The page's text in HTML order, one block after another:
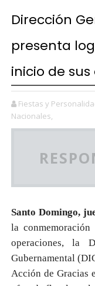
Dirección
presenta
inicio de
Fiestas y
Nacionales,
Santo Domingo,
la
operaciones, la
Gubernamental
Acción de Gracias